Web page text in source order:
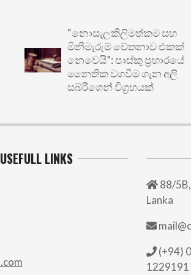
“නොසැලකිලිමත්කම සහ
මිනීමැරුම් චේතනාව එකක්
නෙවෙයි”: පාස්කු ප්‍රහාරයේ
නෛතික වගවීම ගැන අලි
සබ්රිගෙන් විග්‍රහයක්
USEFULL LINKS
88/
Lanka
(+94)
1229191